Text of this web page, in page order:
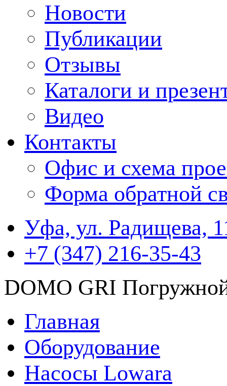
Новости
Публикации
Отзывы
Каталоги и
Видео
Контакты
Офис и схема
Форма обратной
Уфа, ул. Радищева,
+7 (347) 216-35-43
DOMO GRI
Главная
Оборудование
Насосы Lowara